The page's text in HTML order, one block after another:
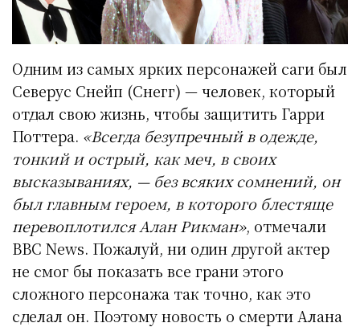
Одним из самых ярких персонажей саги был
Северус Снейп (Снегг) — человек, который
отдал свою жизнь, чтобы защитить Гарри
Поттера. «Всегда безупречный в одежде,
тонкий и острый, как меч, в своих
высказываниях, — без всяких сомнений, он
был главным героем, в которого блестяще
перевоплотился Алан Рикман», отмечали
BBC News. Пожалуй, ни один другой актер
не смог бы показать все грани этого
сложного персонажа так точно, как это
сделал он. Поэтому новость о смерти Алана